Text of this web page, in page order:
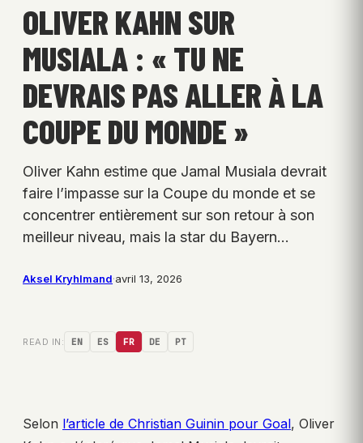
OLIVER KAHN SUR
MUSIALA : « TU NE
DEVRAIS PAS ALLER À LA
COUPE DU MONDE »
Oliver Kahn estime que Jamal Musiala devrait
faire l’impasse sur la Coupe du monde et se
concentrer entièrement sur son retour à son
meilleur niveau, mais la star du Bayern…
Aksel Kryhlmand·avril 13, 2026
READ IN: EN ES FR DE PT
Selon l’article de Christian Guinin pour Goal, Oliver